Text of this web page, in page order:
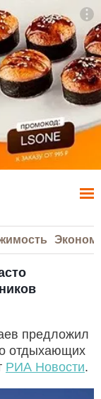
предложил
отдыхающих
РИА Новости.